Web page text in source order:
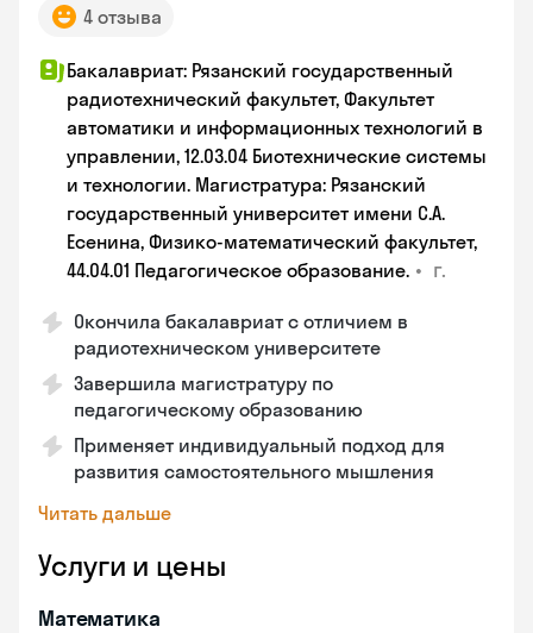
4 отзыва
Бакалавриат: Рязанский государственный
радиотехнический факультет, Факультет
автоматики и информационных технологий в
управлении, 12.03.04 Биотехнические системы
и технологии. Магистратура: Рязанский
государственный университет имени С.А.
Есенина, Физико-математический факультет,
44.04.01 Педагогическое образование. • г.
Окончила бакалавриат с отличием в
радиотехническом университете
Завершила магистратуру по
педагогическому образованию
Применяет индивидуальный подход для
развития самостоятельного мышления
Читать дальше
Услуги и цены
Математика